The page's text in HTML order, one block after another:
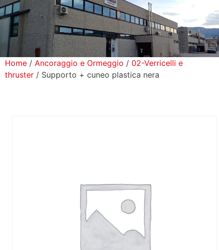
Prodotti
Home / Ancoraggio e Ormeggio / 02-Verricelli e
thruster / Supporto + cuneo plastica nera